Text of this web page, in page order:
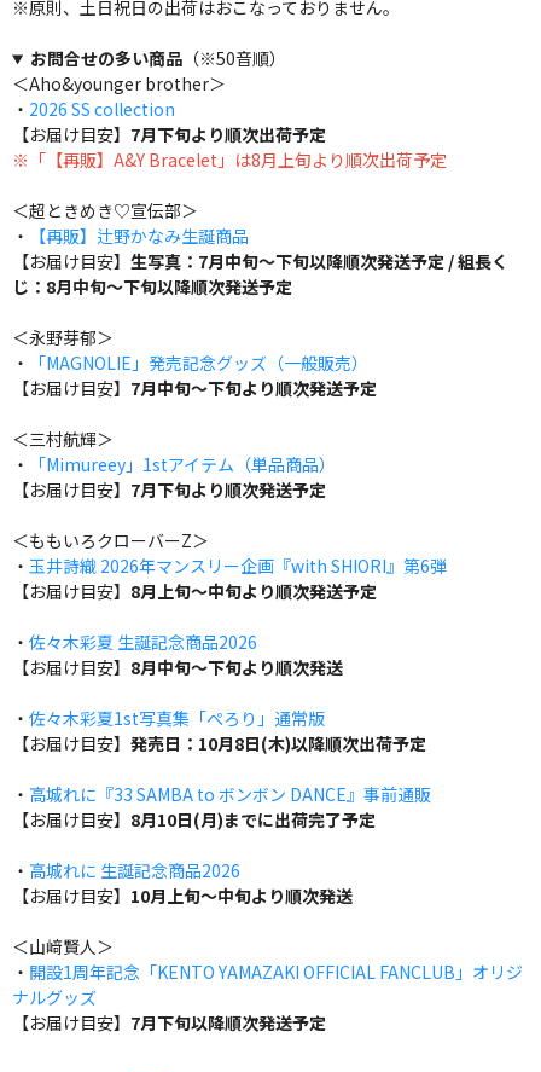
※原則、土日祝日の出荷はおこなっておりません。
お問合せの多い商品（※50音順）
＜Aho&younger brother＞
・ 2026 SS collection
【お届け目安】 7月下旬より順次出荷予定
※「【再販】A&Y Bracelet」は8月上旬より順次出荷予定
＜超ときめき♡宣伝部＞
・
【再販】辻野かなみ生誕商品
【お届け目安】 生写真：7月中旬～下旬以降順次発送予定 / 組長く
じ：8月中旬～下旬以降順次発送予定
＜永野芽郁＞
・
「MAGNOLIE」発売記念グッズ（一般販売）
【お届け目安】 7月中旬～下旬より順次発送予定
＜三村航輝＞
・
「Mimureey」1stアイテム（単品商品）
【お届け目安】 7月下旬より順次発送予定
＜ももいろクローバーZ＞
・ 玉井詩織 2026年マンスリー企画『with SHIORI』第6弾
【お届け目安】 8月上旬～中旬より順次発送予定
・ 佐々木彩夏 生誕記念商品2026
【お届け目安】 8月中旬～下旬より順次発送
・ 佐々木彩夏1st写真集「ぺろり」通常版
【お届け目安】 発売日：10月8日(木)以降順次出荷予定
・ 高城れに『33 SAMBA to ボンボン DANCE』事前通販
【お届け目安】 8月10日(月)までに出荷完了予定
・ 高城れに 生誕記念商品2026
【お届け目安】 10月上旬～中旬より順次発送
＜山﨑賢人＞
・ 開設1周年記念「KENTO YAMAZAKI OFFICIAL FANCLUB」オリジ
ナルグッズ
【お届け目安】 7月下旬以降順次発送予定